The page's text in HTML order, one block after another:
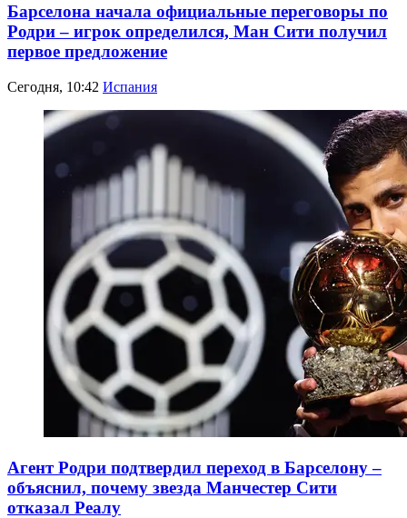
Барселона начала официальные переговоры по
Родри – игрок определился, Ман Сити получил
первое предложение
Сегодня, 10:42 Испания
Агент Родри подтвердил переход в Барселону –
объяснил, почему звезда Манчестер Сити
отказал Реалу